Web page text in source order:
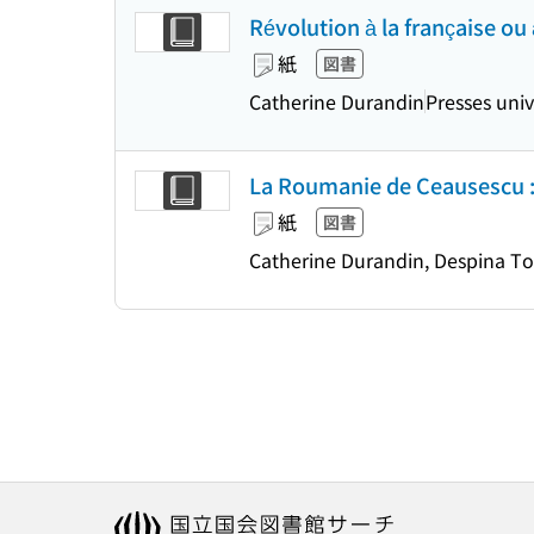
Révolution à la française ou
紙 図書
Catherine DurandinPresses
La Roumanie de Ceausescu
紙 図書
Catherine Durandin, Despina